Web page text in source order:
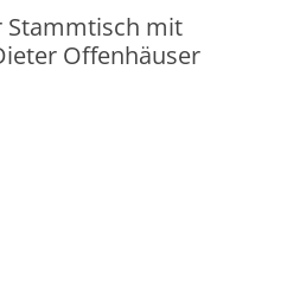
Stammtisch mit
Offenhäuser